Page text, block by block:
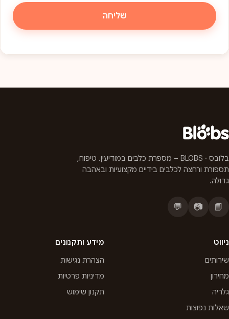
שליחה
בלובס · BLOBS – מספרת כלבים במודיעין. טיפוח,
תספורת ורחצה לכלבים בידיים מקצועיות ובאהבה
גדולה.
📘
📷
💬
ניווט
שירותים
מחירון
גלריה
שאלות נפוצות
מידע ותקנונים
הצהרת נגישות
מדיניות פרטיות
תקנון שימוש